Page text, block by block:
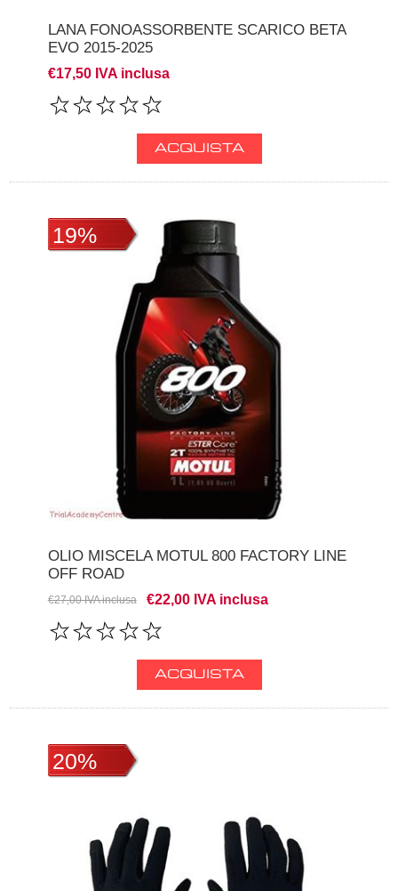
LANA FONOASSORBENTE SCARICO BETA
EVO 2015-2025
€17,50 IVA inclusa
19%
OLIO MISCELA MOTUL 800 FACTORY LINE
OFF ROAD
€27,00 IVA inclusa €22,00 IVA inclusa
20%